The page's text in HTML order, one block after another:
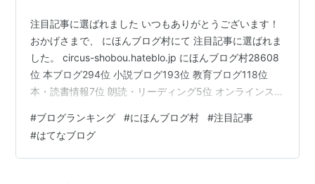
注目記事に選ばれました いつもありがとうございます！
おかげさまで、 にほんブログ村にて 注目記事に選ばれま
した。 circus-shobou.hateblo.jp にほんブログ村28608
位 本ブログ294位 小説ブログ193位 教育ブログ118位
本・読書情報7位 朗読・リーディング5位 オンラインスク
曜日になっちゃったけどね） はてなブログ内ブログラン
キング う～、残念、 先週も圏外でした 今週もよろしく
お願いいたします。 ランキング参加中【公式】2024年開
#ブログランキング #にほんブログ村 #注目記事
#はてなブログ